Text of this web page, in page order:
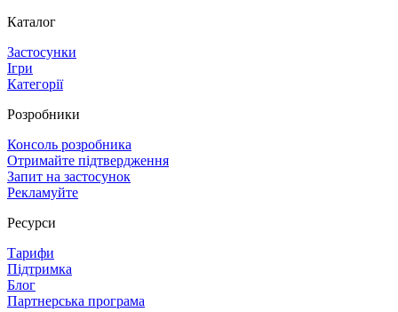
Каталог
Застосунки
Ігри
Категорії
Розробники
Консоль розробника
Отримайте підтвердження
Запит на застосунок
Рекламуйте
Ресурси
Тарифи
Підтримка
Блог
Партнерська програма